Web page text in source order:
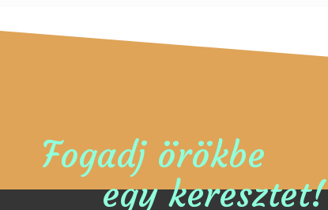
Fogadj örökbe
egy keresztet!